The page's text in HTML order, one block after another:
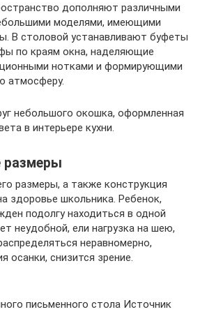
дополняют различными
моделями, имеющими
В столовой устанавливают буфеты
по краям окна, наделяющие
нотками и формирующими
атмосферу.
небольшого окошка, оформленная
в интерьере кухни.
размеры, а также конструкция
здоровье школьника. Ребенок,
подолгу находиться в одной
неудобной, ели нагрузка на шею,
неравномерно,
осанки, снизится зрение.
письменного стола Источник